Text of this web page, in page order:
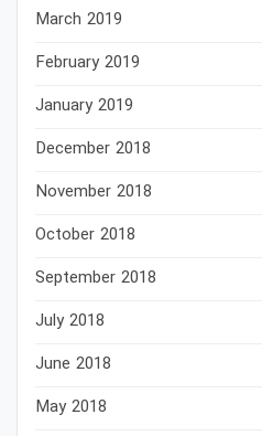
March 2019
February 2019
January 2019
December 2018
November 2018
October 2018
September 2018
July 2018
June 2018
May 2018